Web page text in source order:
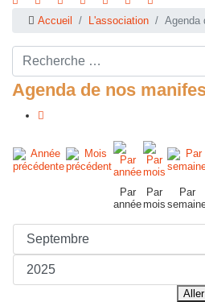
Accueil L'association Agenda
Rechercher ...
Agenda de nos
Par
année
Par
mois
Par